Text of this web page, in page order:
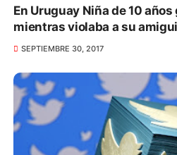
En Uruguay Niña de 10
mientras violaba a su
SEPTIEMBRE 30, 2017